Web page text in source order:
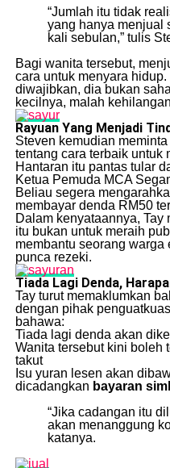
“Jumlah itu tidak
yang hanya menjual
kali sebulan,” tulis
Bagi wanita tersebut,
cara untuk menyara
diwajibkan, dia bukan
kecilnya, malah
Rayuan Yang Menjadi
Steven kemudian
tentang cara terbaik untuk
Hantaran itu pantas tular
Ketua Pemuda MCA
Beliau segera
membayar denda RM50
Dalam kenyataannya,
itu bukan untuk meraih
membantu seorang
punca rezeki.
Tiada Lagi Denda,
Tay turut memaklumkan
dengan pihak
bahawa:
Tiada lagi denda akan
Wanita tersebut kini boleh
takut
Isu yuran lesen akan
dicadangkan bayaran
“Jika cadangan itu
akan menanggung
katanya.